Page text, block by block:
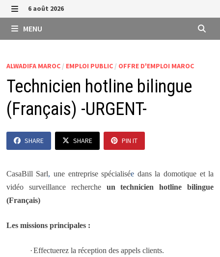
Passer
au
contenu
MENU
6 août 2026
MENU
ALWADIFA MAROC/ EMPLOI PUBLIC/ OFFRE D'EMPLOI MAROC
Technicien hotline bilingue
(Français) -URGENT-
SHARE SHARE PIN IT
CasaBill Sarl,une entreprise spécialisée dans la domotique et la
vidéo surveillance recherche un technicien hotline bilingue
(Français)
Les missions principales :
·Effectuerez la réception des appels clients.